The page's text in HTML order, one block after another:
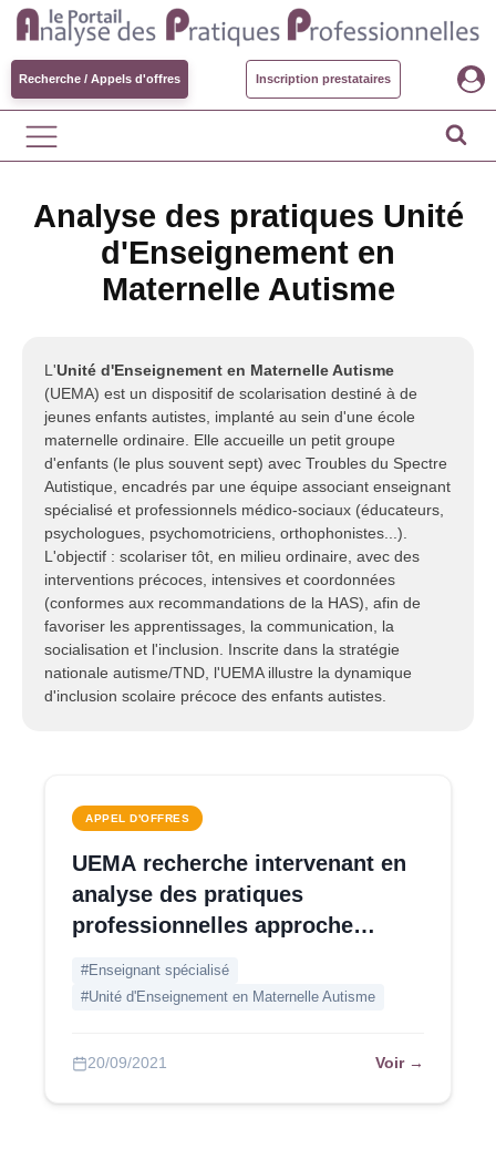
Recherche / Appels d'offres Inscription prestataires
Analyse des pratiques Unité
d'Enseignement en
Maternelle Autisme
L'Unité d'Enseignement en Maternelle Autisme
(UEMA) est un dispositif de scolarisation destiné à de
jeunes enfants autistes, implanté au sein d'une école
maternelle ordinaire. Elle accueille un petit groupe
d'enfants (le plus souvent sept) avec Troubles du Spectre
Autistique, encadrés par une équipe associant enseignant
spécialisé et professionnels médico-sociaux (éducateurs,
psychologues, psychomotriciens, orthophonistes...).
L'objectif : scolariser tôt, en milieu ordinaire, avec des
interventions précoces, intensives et coordonnées
(conformes aux recommandations de la HAS), afin de
favoriser les apprentissages, la communication, la
socialisation et l'inclusion. Inscrite dans la stratégie
nationale autisme/TND, l'UEMA illustre la dynamique
d'inclusion scolaire précoce des enfants autistes.
APPEL D'OFFRES
UEMA recherche intervenant en
analyse des pratiques
professionnelles approche
#Enseignant spécialisé
#Unité d'Enseignement en Maternelle Autisme
20/09/2021 Voir →